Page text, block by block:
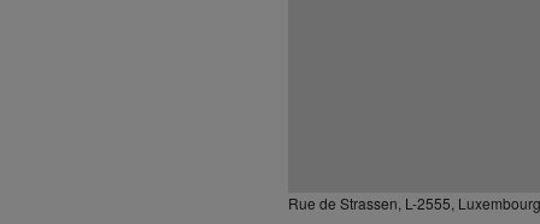
Rue de Strassen, L-2555,